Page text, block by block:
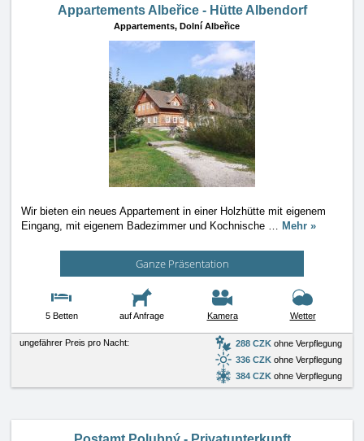
Appartements Albeřice - Hütte Albendorf
Appartements, Dolní Albeřice
Wir bieten ein neues Appartement in einer Holzhütte mit eigenem
Eingang, mit eigenem Badezimmer und Kochnische … Mehr »
Ganze Präsentation
5 Betten auf Anfrage Kamera Wetter
ungefährer Preis pro Nacht: 288 CZK ohne Verpflegung
336 CZK ohne Verpflegung
384 CZK ohne Verpflegung